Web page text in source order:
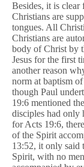
Besides, it is
Christians are
tongues. All
Christians are
body of Christ by
Jesus for the first
another reason
norm at baptism
though Paul
19:6 mentioned
disciples had only
for Acts 19:6,
of the Spirit
13:52, it only said
Spirit, with no